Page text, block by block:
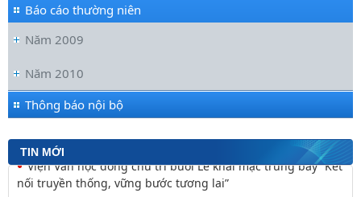
Báo cáo thường niên
Năm 2009
Năm 2010
Thông báo nội bộ
TIN MỚI
Đối thoại ICWA – VASS lần thứ 6: Thúc đẩy quan hệ Đối tác
Viện Hàn lâm Khoa học xã hội Việt Nam và Học viện Chính
trị và Hành chính quốc gia Lào ký Thỏa
nguyên tắc tâm linh (Một khía cạnh của mã văn hóa
Viện Văn học đồng chủ trì buổi Lễ khai mạc trưng bày “Kết
nối truyền thống, vững bước tương lai”